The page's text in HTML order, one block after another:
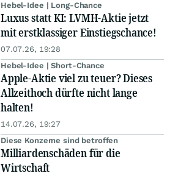
Hebel-Idee | Long-Chance
Luxus statt KI: LVMH-Aktie jetzt
mit erstklassiger Einstiegschance!
07.07.26, 19:28
Hebel-Idee | Short-Chance
Apple-Aktie viel zu teuer? Dieses
Allzeithoch dürfte nicht lange
halten!
14.07.26, 19:27
Diese Konzerne sind betroffen
Milliardenschäden für die
Wirtschaft